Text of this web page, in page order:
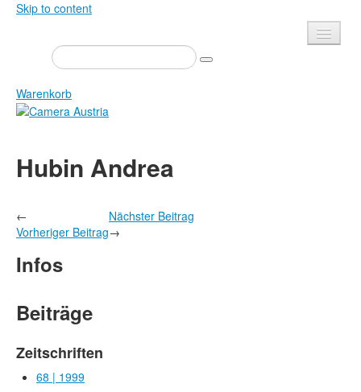
Skip to content
Presse
Veranstaltungen
Newsletter
Über uns
Shop
Warenkorb
Zeitschrift
Bücher
Camera Austria Preis
Rechtliche Informationen
Hubin Andrea
←
Vorheriger Beitrag
Nächster Beitrag
→
Infos
Beiträge
Zeitschriften
68 | 1999